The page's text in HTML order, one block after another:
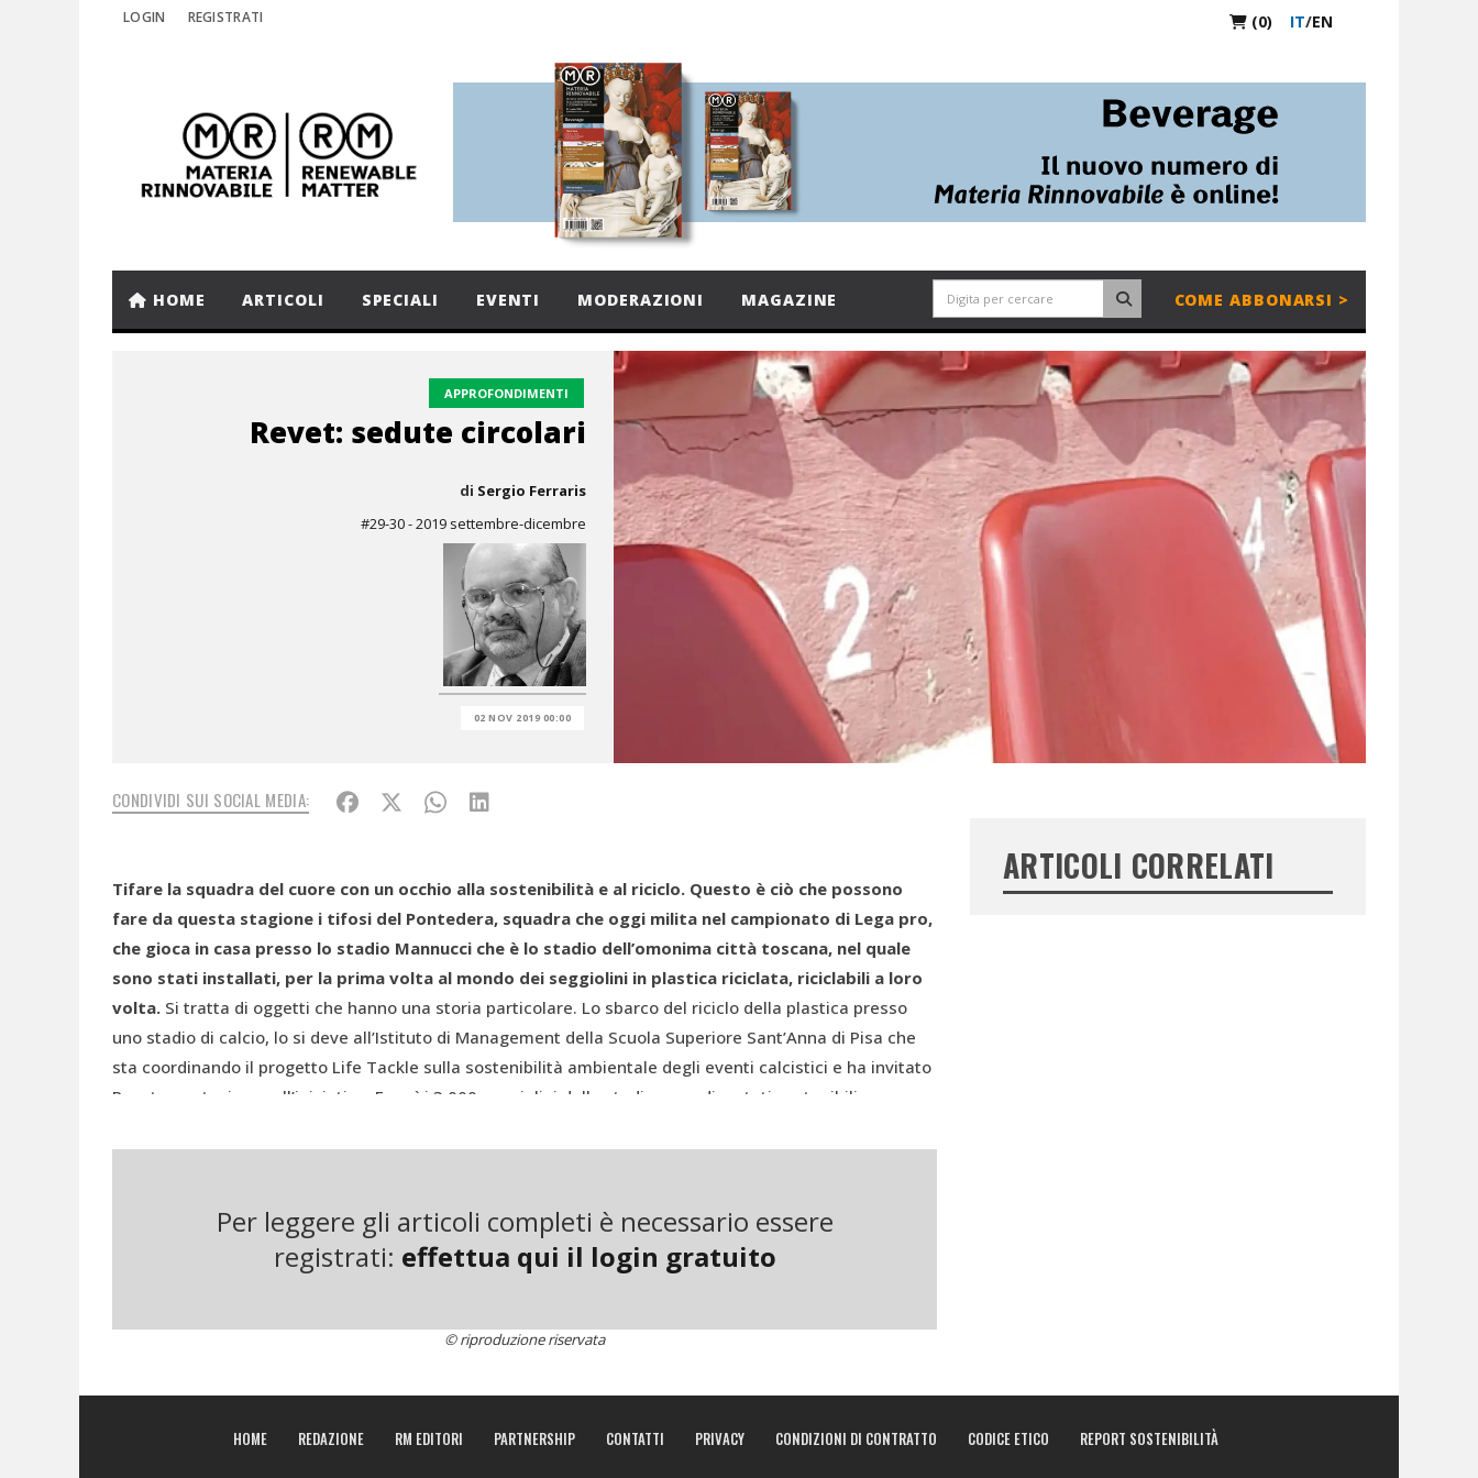
LOGIN REGISTRATI (0) IT/EN
HOME ARTICOLI SPECIALI EVENTI MODERAZIONI MAGAZINE COME ABBONARSI >
APPROFONDIMENTI
Revet: sedute circolari
di Sergio Ferraris
#29-30 - 2019 settembre-dicembre
02 NOV 2019 00:00
CONDIVIDI SUI SOCIAL MEDIA:
Tifare la squadra del cuore con un occhio alla sostenibilità e al riciclo. Questo è ciò che possono
fare da questa stagione i tifosi del Pontedera, squadra che oggi milita nel campionato di Lega pro,
che gioca in casa presso lo stadio Mannucci che è lo stadio dell’omonima città toscana, nel quale
sono stati installati, per la prima volta al mondo dei seggiolini in plastica riciclata, riciclabili a loro
volta. Si tratta di oggetti che hanno una storia particolare. Lo sbarco del riciclo della plastica presso
uno stadio di calcio, lo si deve all’Istituto di Management della Scuola Superiore Sant’Anna di Pisa che
sta coordinando il progetto Life Tackle sulla sostenibilità ambientale degli eventi calcistici e ha invitato
Revet a partecipare all’iniziativa. E così i 3.000 seggiolini dello stadio sono diventati sostenibili.
“Nei seggiolini da stadio il materiale è composto per il 40% di plastica riciclata ottenuta dal granulo del
differenza di altri prodotti dove si riesce a utilizzare il 100% di plastica riciclata, in questo caso la
percentuale è più bassa perché è necessario rispettare le normative europee V2 della Fifa che sono
particolarmente stringenti, per esempio, sul fronte dell’infiammabilità, ragione per la quale sono stati
normative che derivano dalla tipologia d’impiego essendo utilizzati in un ambiente dove è presente un
Per leggere gli articoli completi è necessario essere
registrati: effettua qui il login gratuito
© riproduzione riservata
ARTICOLI CORRELATI
HOME REDAZIONE RM EDITORI PARTNERSHIP CONTATTI PRIVACY CONDIZIONI DI CONTRATTO CODICE ETICO REPORT SOSTENIBILITÀ